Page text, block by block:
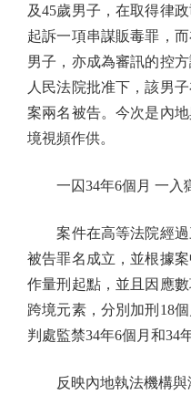
及45歲男子，在取得律
起訴一項串謀販毒罪，
男子，亦成為審訊的控
人民法院批准下，該男
案兩名被告。今次是內
境視頻作供。
一囚34年6個月 一入
案件在高等法院經過
被告罪名成立，並根據
作量刑起點，並且因應
跨境元素，分別加刑18
判處監禁34年6個月和34年
反映內地執法機構與